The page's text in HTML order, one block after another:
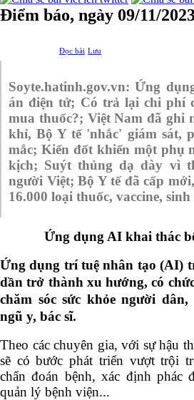
Điểm báo, ngày 09/11/
Đọc bài Lưu
Soyte.hatinh.gov.vn: Ứng
án điện tử; Có trả lại chi phí
mua thuốc?; Việt Nam đã ghi
khỉ, Bộ Y tế 'nhắc' giám sát,
mắc; Kiến đốt khiến một phụ
kịch; Suýt thủng dạ dày vì
người Việt; Bộ Y tế đã cấp
16.000 loại thuốc, vaccine,
Ứng dụng AI khai thác
Ứng dụng trí tuệ nhân tạo (AI)
dần trở thành xu hướng, có
chăm sóc sức khỏe người
ngũ y, bác sĩ.
Theo các chuyên gia, với sự hậu
sẽ có bước phát triển vượt trội
chẩn đoán bệnh, xác định phác
quản lý bệnh viện...